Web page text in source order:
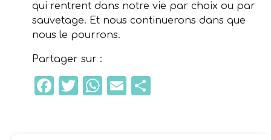
qui rentrent dans notre vie par choix ou par
sauvetage. Et nous continuerons dans que
nous le pourrons.
Partager sur :
Facebook
Twitter
WhatsApp
Email